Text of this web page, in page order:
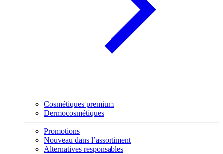
Cosmétiques premium
Dermocosmétiques
Promotions
Nouveau dans l’assortiment
Alternatives responsables